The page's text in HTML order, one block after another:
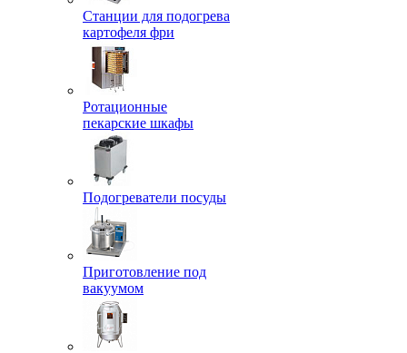
Станции для подогрева
картофеля фри
Ротационные
пекарские шкафы
Подогреватели посуды
Приготовление под
вакуумом